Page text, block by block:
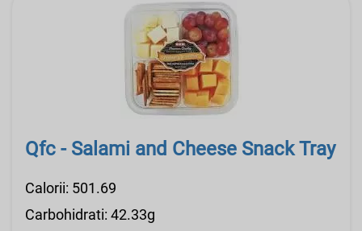
Qfc - Salami and Cheese Snack Tray
Calorii: 501.69
Carbohidrati: 42.33g